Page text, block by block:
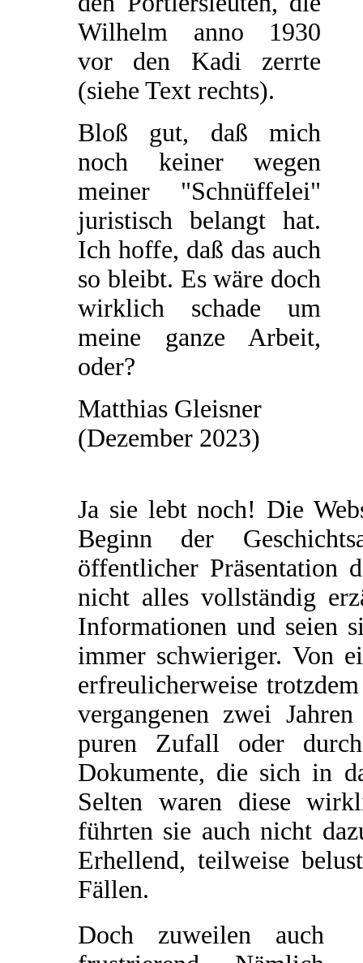
Wilhelm anno 1930
vor den Kadi zerrte
(siehe Text rechts).
Bloß gut, daß mich
noch keiner wegen
meiner "Schnüffelei"
juristisch belangt hat.
Ich hoffe, daß das auch
so bleibt. Es wäre doch
wirklich schade um
meine ganze Arbeit,
oder?
Matthias Gleisner
(Dezember 2023)
Ja sie lebt noch! Die
Beginn der
öffentlicher Präsentation
nicht alles vollständig
Informationen und seien
immer schwieriger. Von
erfreulicherweise
vergangenen zwei
puren Zufall oder
Dokumente, die sich in
Selten waren diese
führten sie auch nicht
Erhellend, teilweise
Fällen.
Doch zuweilen auch